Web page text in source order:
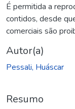
É permitida a
contidos, desde
comerciais são
Autor(a)
Pessali, Huáscar
Resumo